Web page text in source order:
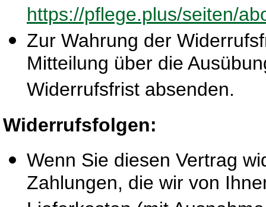
https://pflege.plus/seiten/
Zur Wahrung der
Mitteilung über die
Widerrufsfrist absenden.
Widerrufsfolgen:
Wenn Sie diesen Vertrag
Zahlungen, die wir von